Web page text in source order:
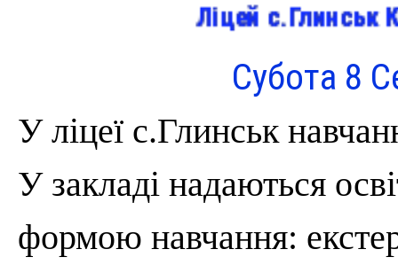
Ліцей с.Глинськ
Субота 8
У ліцеї с.Глинськ
У закладі надаються
формою навчання: